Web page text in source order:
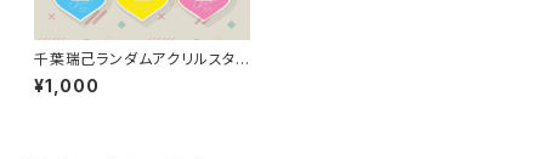
千葉瑞己ランダムアクリルスタン
ド（全３種）
¥1,000